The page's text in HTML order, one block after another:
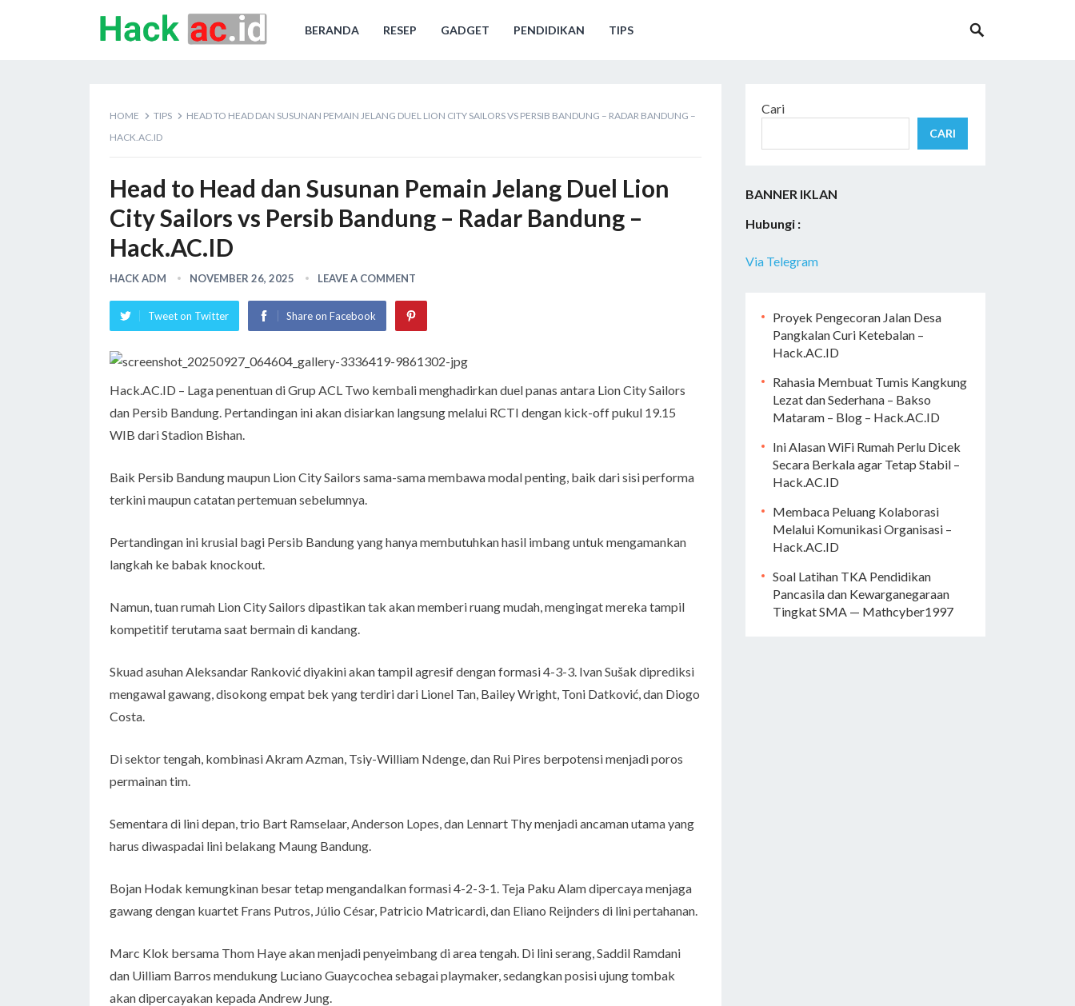
BERANDA RESEP GADGET PENDIDIKAN TIPS
HOME TIPS
HEAD TO HEAD DAN SUSUNAN PEMAIN JELANG DUEL LION CITY SAILORS VS PERSIB BANDUNG – RADAR BANDUNG –
HACK.AC.ID
Head to Head dan Susunan Pemain Jelang Duel Lion
City Sailors vs Persib Bandung – Radar Bandung –
Hack.AC.ID
HACK ADM NOVEMBER 26, 2025 LEAVE A COMMENT
Tweet on Twitter Share on Facebook
Hack.AC.ID – Laga penentuan di Grup ACL Two kembali menghadirkan duel panas antara Lion City Sailors
dan Persib Bandung. Pertandingan ini akan disiarkan langsung melalui RCTI dengan kick-off pukul 19.15
WIB dari Stadion Bishan.
Baik Persib Bandung maupun Lion City Sailors sama-sama membawa modal penting, baik dari sisi performa
terkini maupun catatan pertemuan sebelumnya.
Pertandingan ini krusial bagi Persib Bandung yang hanya membutuhkan hasil imbang untuk mengamankan
langkah ke babak knockout.
Namun, tuan rumah Lion City Sailors dipastikan tak akan memberi ruang mudah, mengingat mereka tampil
kompetitif terutama saat bermain di kandang.
Skuad asuhan Aleksandar Ranković diyakini akan tampil agresif dengan formasi 4-3-3. Ivan Sušak diprediksi
mengawal gawang, disokong empat bek yang terdiri dari Lionel Tan, Bailey Wright, Toni Datković, dan Diogo
Costa.
Di sektor tengah, kombinasi Akram Azman, Tsiy-William Ndenge, dan Rui Pires berpotensi menjadi poros
permainan tim.
Sementara di lini depan, trio Bart Ramselaar, Anderson Lopes, dan Lennart Thy menjadi ancaman utama yang
harus diwaspadai lini belakang Maung Bandung.
Bojan Hodak kemungkinan besar tetap mengandalkan formasi 4-2-3-1. Teja Paku Alam dipercaya menjaga
gawang dengan kuartet Frans Putros, Júlio César, Patricio Matricardi, dan Eliano Reijnders di lini pertahanan.
Marc Klok bersama Thom Haye akan menjadi penyeimbang di area tengah. Di lini serang, Saddil Ramdani
dan Uilliam Barros mendukung Luciano Guaycochea sebagai playmaker, sedangkan posisi ujung tombak
akan dipercayakan kepada Andrew Jung.
Cari
CARI
BANNER IKLAN
Hubungi :
Via Telegram
Proyek Pengecoran Jalan Desa
Pangkalan Curi Ketebalan –
Hack.AC.ID
Rahasia Membuat Tumis Kangkung
Lezat dan Sederhana – Bakso
Mataram – Blog – Hack.AC.ID
Ini Alasan WiFi Rumah Perlu Dicek
Secara Berkala agar Tetap Stabil –
Hack.AC.ID
Membaca Peluang Kolaborasi
Melalui Komunikasi Organisasi –
Hack.AC.ID
Soal Latihan TKA Pendidikan
Pancasila dan Kewarganegaraan
Tingkat SMA — Mathcyber1997